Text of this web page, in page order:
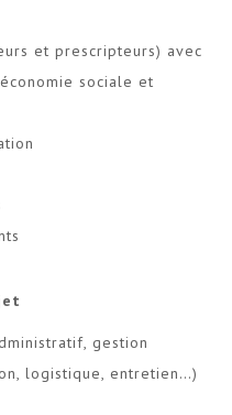
et prescripteurs) avec
sociale et
gestion
logistique, entretien…)